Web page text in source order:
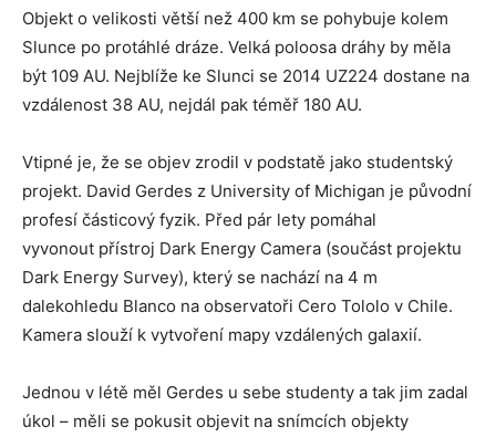
Objekt o velikosti větší než 400 km se pohybuje kolem
Slunce po protáhlé dráze. Velká poloosa dráhy by měla
být 109 AU. Nejblíže ke Slunci se 2014 UZ224 dostane na
vzdálenost 38 AU, nejdál pak téměř 180 AU.
Vtipné je, že se objev zrodil v podstatě jako studentský
projekt. David Gerdes z University of Michigan je původní
profesí částicový fyzik. Před pár lety pomáhal
vyvonout přístroj Dark Energy Camera (součást projektu
Dark Energy Survey), který se nachází na 4 m
dalekohledu Blanco na observatoři Cero Tololo v Chile.
Kamera slouží k vytvoření mapy vzdálených galaxií.
Jednou v létě měl Gerdes u sebe studenty a tak jim zadal
úkol – měli se pokusit objevit na snímcích objekty